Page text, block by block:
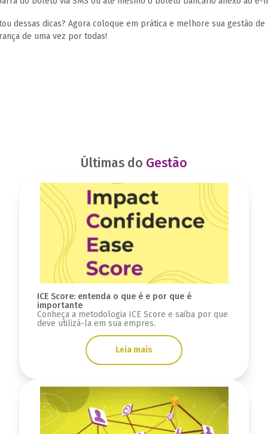
dessas dicas? Agora coloque em prática e melhore sua gestão de
de uma vez por todas!
Últimas do Gestão
ICE Score: entenda o que é e por que é
importante
Conheça a metodologia ICE Score e saiba por que
deve utilizá-la em sua empres.
Leia mais